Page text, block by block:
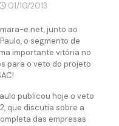
01/10/2013
e.net, junto ao
o segmento de
importante vitória no
para o veto do projeto
publicou hoje o veto
que discutia sobre a
das empresas